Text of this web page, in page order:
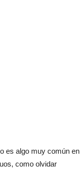
es algo muy común en
como olvidar